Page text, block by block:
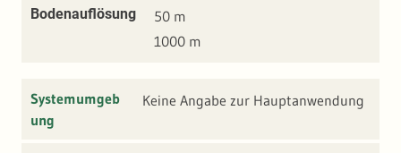
Bodenauflösung
50 m
1000 m
Systemumgeb
ung
Keine Angabe zur Hauptanwendung